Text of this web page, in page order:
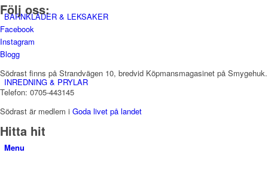
BARNKLÄDER & LEKSAKER
INREDNING & PRYLAR
Menu
Följ oss:
Facebook
Instagram
Blogg
Södrast finns på Strandvägen 10, bredvid Köpmansmagasinet på Smygehuk.
Telefon: 0705-443145
Södrast är medlem i Goda livet på landet
Hitta hit